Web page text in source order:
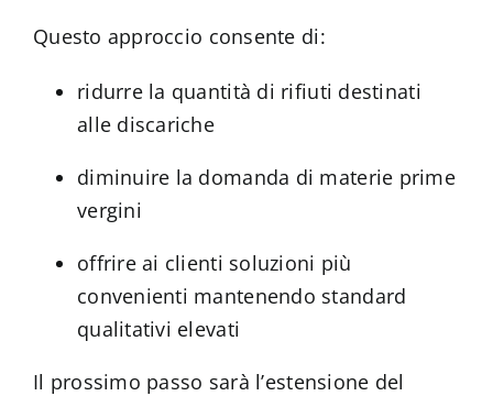
Questo approccio consente di:
ridurre la quantità di rifiuti destinati
alle discariche
diminuire la domanda di materie prime
vergini
offrire ai clienti soluzioni più
convenienti mantenendo standard
qualitativi elevati
Il prossimo passo sarà l’estensione del